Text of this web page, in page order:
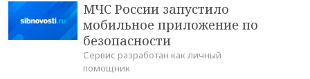
МЧС России запустило
мобильное приложение по
безопасности
Сервис разработан как личный
помощник